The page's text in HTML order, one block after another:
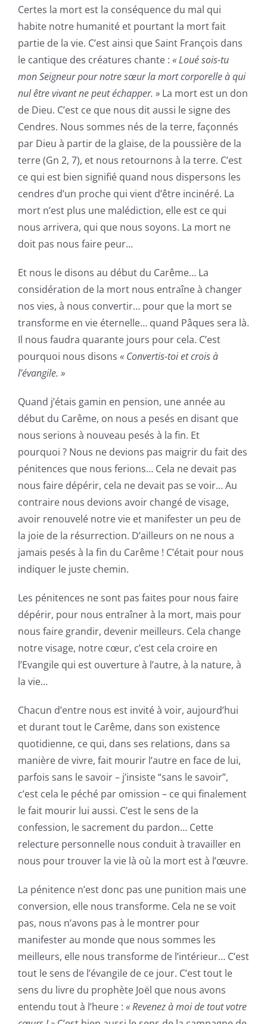
Certes la mort est la conséquence du mal qui
habite notre humanité et pourtant la mort fait
partie de la vie. C’est ainsi que Saint François dans
le cantique des créatures chante : « Loué sois-tu
mon Seigneur pour notre sœur la mort corporelle à qui
nul être vivant ne peut échapper. »La mort est un don
de Dieu. C’est ce que nous dit aussi le signe des
Cendres. Nous sommes nés de la terre, façonnés
par Dieu à partir de la glaise, de la poussière de la
terre (Gn 2, 7), et nous retournons à la terre. C’est
ce qui est bien signifié quand nous dispersons les
cendres d’un proche qui vient d’être incinéré. La
mort n’est plus une malédiction, elle est ce qui
nous arrivera, qui que nous soyons. La mort ne
doit pas nous faire peur…
Et nous le disons au début du Carême… La
considération de la mort nous entraîne à changer
nos vies, à nous convertir… pour que la mort se
transforme en vie éternelle… quand Pâques sera là.
Il nous faudra quarante jours pour cela. C’est
pourquoi nous disons « Convertis-toi et crois à
l’évangile. »
Quand j’étais gamin en pension, une année au
début du Carême, on nous a pesés en disant que
nous serions à nouveau pesés à la fin. Et
pourquoi ? Nous ne devions pas maigrir du fait des
pénitences que nous ferions… Cela ne devait pas
nous faire dépérir, cela ne devait pas se voir… Au
contraire nous devions avoir changé de visage,
avoir renouvelé notre vie et manifester un peu de
la joie de la résurrection. D’ailleurs on ne nous a
jamais pesés à la fin du Carême ! C’était pour nous
indiquer le juste chemin.
Les pénitences ne sont pas faites pour nous faire
dépérir, pour nous entraîner à la mort, mais pour
nous faire grandir, devenir meilleurs. Cela change
notre visage, notre cœur, c’est cela croire en
l’Evangile qui est ouverture à l’autre, à la nature, à
la vie…
Chacun d’entre nous est invité à voir, aujourd’hui
et durant tout le Carême, dans son existence
quotidienne, ce qui, dans ses relations, dans sa
manière de vivre, fait mourir l’autre en face de lui,
parfois sans le savoir – j’insiste “sans le savoir”,
c’est cela le péché par omission – ce qui finalement
le fait mourir lui aussi. C’est le sens de la
confession, le sacrement du pardon… Cette
relecture personnelle nous conduit à travailler en
nous pour trouver la vie là où la mort est à l’œuvre.
La pénitence n’est donc pas une punition mais une
conversion, elle nous transforme. Cela ne se voit
pas, nous n’avons pas à le montrer pour
manifester au monde que nous sommes les
meilleurs, elle nous transforme de l’intérieur… C’est
tout le sens de l’évangile de ce jour. C’est tout le
sens du livre du prophète Joël que nous avons
entendu tout à l’heure : « Revenez à moi de tout votre